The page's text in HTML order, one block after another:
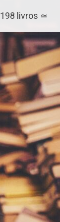
livros ≃